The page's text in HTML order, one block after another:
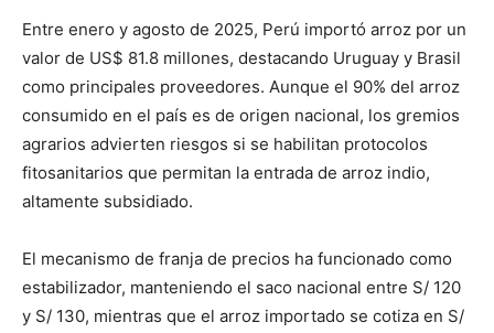
Entre enero y agosto de 2025, Perú importó arroz por un
valor de US$ 81.8 millones, destacando Uruguay y Brasil
como principales proveedores. Aunque el 90% del arroz
consumido en el país es de origen nacional, los gremios
agrarios advierten riesgos si se habilitan protocolos
fitosanitarios que permitan la entrada de arroz indio,
altamente subsidiado.
El mecanismo de franja de precios ha funcionado como
estabilizador, manteniendo el saco nacional entre S/ 120
y S/ 130, mientras que el arroz importado se cotiza en S/